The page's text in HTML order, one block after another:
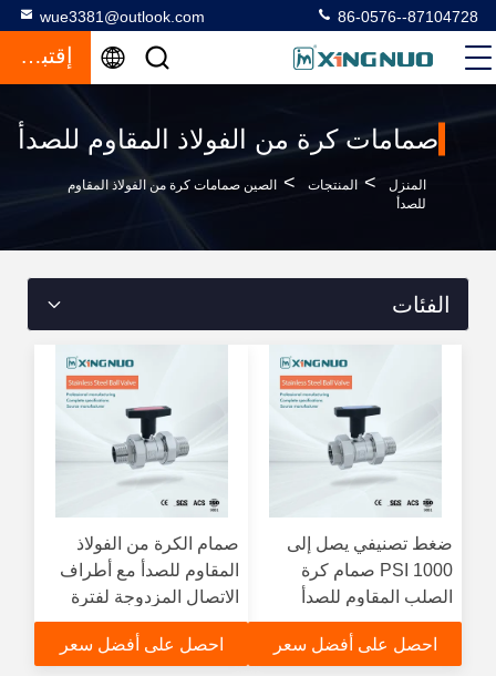
wue3381@outlook.com 86-0576--87104728
إقتباس
صمامات كرة من الفولاذ المقاوم للصدأ
المنزل > المنتجات > الصين صمامات كرة من الفولاذ المقاوم
للصدأ
الفئات
ضغط تصنيفي يصل إلى
1000 PSI صمام كرة
الصلب المقاوم للصدأ
الصناعي مع ختم PTFE
وتصميم الكرة العائمة
احصل على أفضل سعر
صمام الكرة من الفولاذ
المقاوم للصدأ مع أطراف
الاتصال المزدوجة لفترة
درجة الحرارة من 20C إلى
200C وضغط تصنيفية تصل
احصل على أفضل سعر